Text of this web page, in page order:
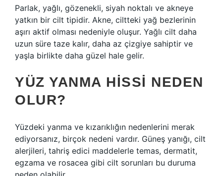
Parlak, yağlı, gözenekli, siyah noktalı ve akneye
yatkın bir cilt tipidir. Akne, ciltteki yağ bezlerinin
aşırı aktif olması nedeniyle oluşur. Yağlı cilt daha
uzun süre taze kalır, daha az çizgiye sahiptir ve
yaşla birlikte daha güzel hale gelir.
YÜZ YANMA HISSI NEDEN
OLUR?
Yüzdeki yanma ve kızarıklığın nedenlerini merak
ediyorsanız, birçok nedeni vardır. Güneş yanığı, cilt
alerjileri, tahriş edici maddelerle temas, dermatit,
egzama ve rosacea gibi cilt sorunları bu duruma